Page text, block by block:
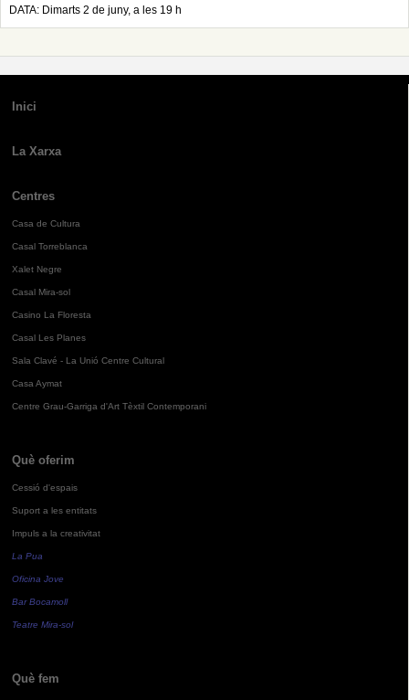
DATA: Dimarts 2 de juny, a les 19 h
Inici
La Xarxa
Centres
Casa de Cultura
Casal Torreblanca
Xalet Negre
Casal Mira-sol
Casino La Floresta
Casal Les Planes
Sala Clavé - La Unió Centre Cultural
Casa Aymat
Centre Grau-Garriga d'Art Tèxtil Contemporani
Què oferim
Cessió d'espais
Suport a les entitats
Impuls a la creativitat
La Pua
Oficina Jove
Bar Bocamoll
Teatre Mira-sol
Què fem